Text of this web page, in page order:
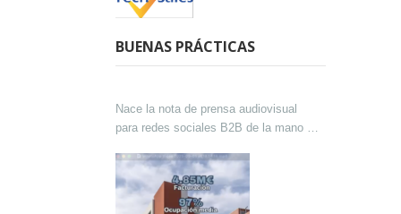
BUENAS PRÁCTICAS
Nace la nota de prensa audiovisual
para redes sociales B2B de la mano de